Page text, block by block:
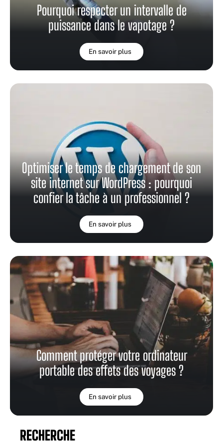
Pourquoi respecter un intervalle de
puissance dans le vapotage ?
En savoir plus
Optimiser le temps de chargement de son
site internet sur WordPress : pourquoi
confier la tâche à un professionnel ?
En savoir plus
Comment protéger votre ordinateur
portable des effets des voyages ?
En savoir plus
RECHERCHE